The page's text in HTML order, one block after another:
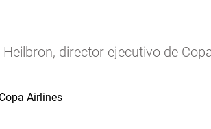
director ejecutivo de